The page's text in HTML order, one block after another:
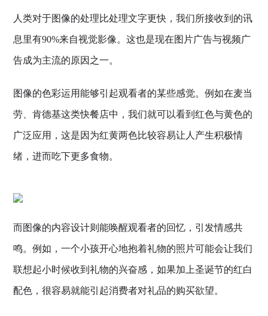
人类对于图像的处理比处理文字更快，我们所接收到的讯
息里有90%来自视觉影像。这也是现在图片广告与视频广
告成为主流的原因之一。
图像的色彩运用能够引起观看者的某些感觉。例如在麦当
劳、肯德基这类快餐店中，我们就可以看到红色与黄色的
广泛应用，这是因为红黄两色比较容易让人产生积极情
绪，进而吃下更多食物。
而图像的内容设计则能唤醒观看者的回忆，引发情感共
鸣。例如，一个小孩开心地抱着礼物的照片可能会让我们
联想起小时候收到礼物的兴奋感，如果加上圣诞节的红白
配色，很容易就能引起消费者对礼品的购买欲望。